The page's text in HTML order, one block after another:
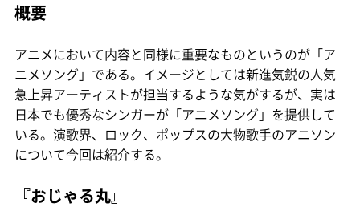
概要
アニメにおいて内容と同様に重要なものというのが「ア
ニメソング」である。イメージとしては新進気鋭の人気
急上昇アーティストが担当するような気がするが、実は
日本でも優秀なシンガーが「アニメソング」を提供して
いる。演歌界、ロック、ポップスの大物歌手のアニソン
について今回は紹介する。
『おじゃる丸』